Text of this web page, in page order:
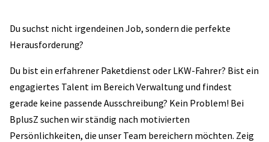
Du suchst nicht irgendeinen Job, sondern die perfekte
Herausforderung?
Du bist ein erfahrener Paketdienst oder LKW-Fahrer? Bist ein
engagiertes Talent im Bereich Verwaltung und findest
gerade keine passende Ausschreibung? Kein Problem! Bei
BplusZ suchen wir ständig nach motivierten
Persönlichkeiten, die unser Team bereichern möchten. Zeig